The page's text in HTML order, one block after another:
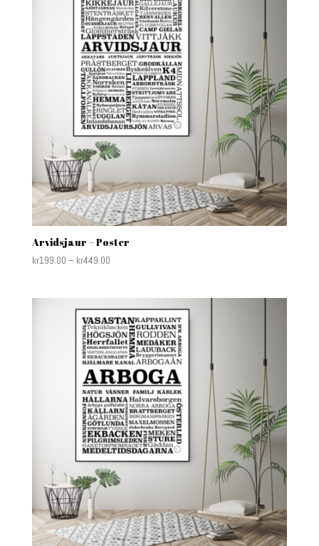
Arvidsjaur – Poster
kr199.00 – kr449.00